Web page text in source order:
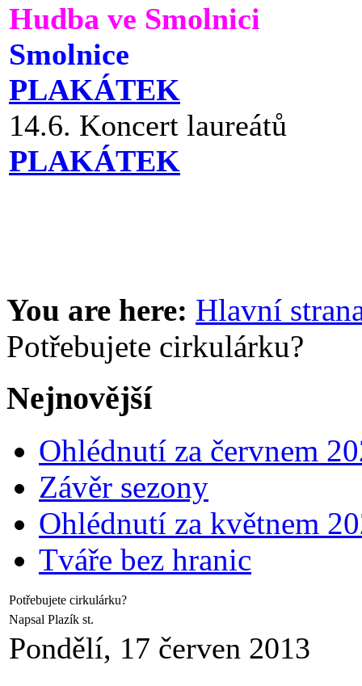
Hudba ve Smolnici
Smolnice
PLAKÁTEK
14.6. Koncert laureátů
PLAKÁTEK
You are here: Hlavní
Potřebujete cirkulárku?
Nejnovější
Ohlédnutí za červnem
Závěr sezony
Ohlédnutí za květnem
Tváře bez hranic
Potřebujete cirkulárku?
Napsal Plazík st.
Pondělí, 17 červen 2013